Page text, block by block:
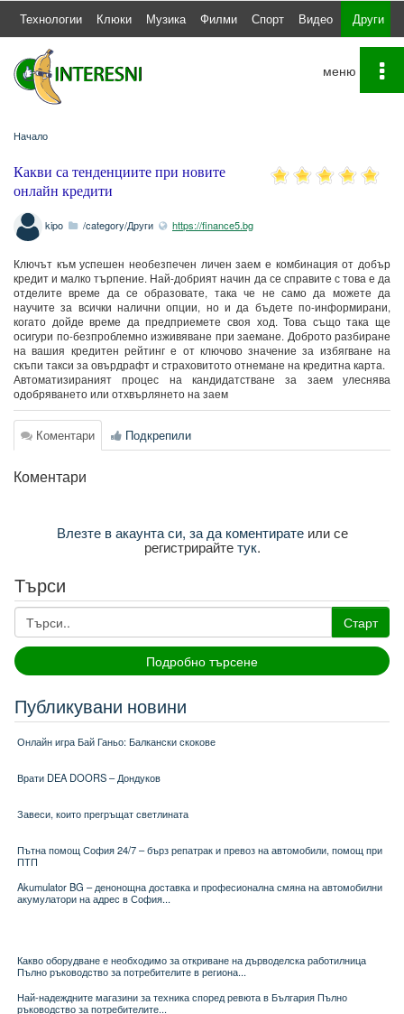
Технологии Клюки Музика Филми Спорт Видео Други
Начало
Какви са тенденциите при новите
онлайн кредити
kipo /category/Други https://finance5.bg
Ключът към успешен необезпечен личен заем е комбинация от добър
кредит и малко търпение. Най-добрият начин да се справите с това е да
отделите време да се образовате, така че не само да можете да
научите за всички налични опции, но и да бъдете по-информирани,
когато дойде време да предприемете своя ход. Това също така ще
осигури по-безпроблемно изживяване при заемане. Доброто разбиране
на вашия кредитен рейтинг е от ключово значение за избягване на
скъпи такси за овърдрафт и страховитото отнемане на кредитна карта.
Автоматизираният процес на кандидатстване за заем улеснява
одобряването или отхвърлянето на заем
Коментари Подкрепили
Коментари
Влезте в акаунта си, за да коментиратеили се
регистрирайтетук.
Търси
Старт
Подробно търсене
Публикувани новини
Онлайн игра Бай Ганьо: Балкански скокове
Врати DEA DOORS – Дондуков
Завеси, които прегръщат светлината
Пътна помощ София 24/7 – бърз репатрак и превоз на автомобили, помощ при
ПТП
Akumulator BG – денонощна доставка и професионална смяна на автомобилни
акумулатори на адрес в София...
Какво оборудване е необходимо за откриване на дърводелска работилница
Пълно ръководство за потребителите в региона...
Най-надеждните магазини за техника според ревюта в България Пълно
ръководство за потребителите...